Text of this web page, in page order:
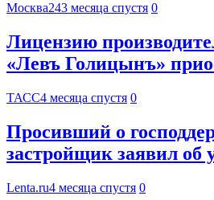
Москва243 месяца спустя 0
Лицензию
«Левъ Голицынъ»
ТАСС4 месяца спустя 0
Просивший о
застройщик заявил об
Lenta.ru4 месяца спустя 0